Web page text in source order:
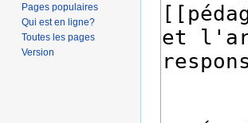
Pages populaires
Qui est en ligne?
Toutes les pages
Version